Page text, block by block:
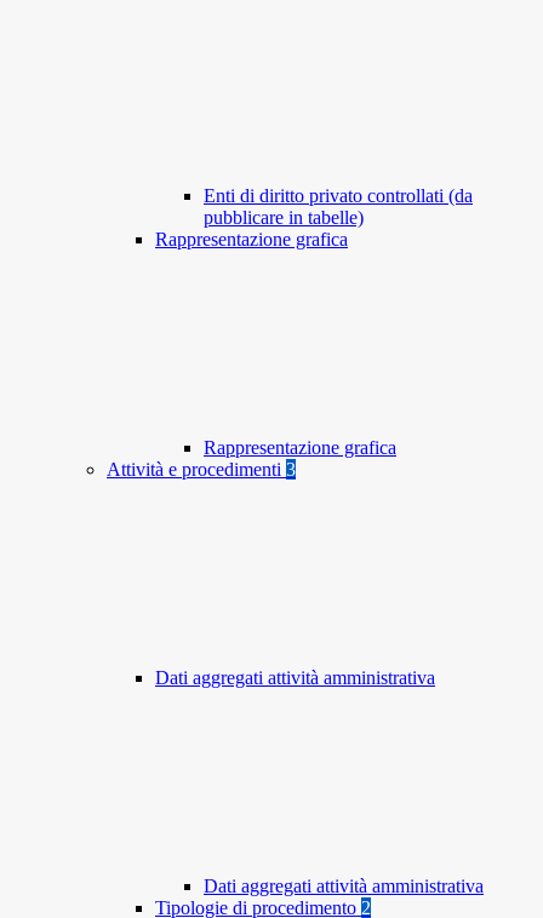
Enti di diritto privato controllati (da
pubblicare in tabelle)
Rappresentazione grafica
Rappresentazione grafica
Attività e procedimenti 3
Dati aggregati attività amministrativa
Dati aggregati attività amministrativa
Tipologie di procedimento 2